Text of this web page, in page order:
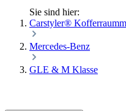
Sie sind hier:
Carstyler®
Mercedes-Benz
GLE & M Klasse